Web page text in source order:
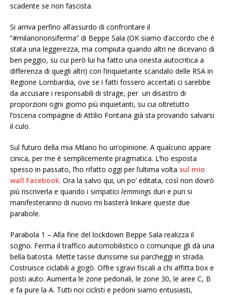
scadente se non fascista.
Si arriva perfino all’assurdo di confrontare il
“#milanononsiferma” di Beppe Sala (OK siamo d’accordo che è
stata una leggerezza, ma compiuta quando altri ne dicevano di
ben peggio, su cui però lui ha fatto una onesta autocritica a
differenza di quegli altri) con l’inquietante scandalo delle RSA in
Regione Lombardia, ove se i fatti fossero accertati ci sarebbe
da accusare i responsabili di strage, per un disastro di
proporzioni ogni giorno più inquietanti, su cui oltretutto
l’oscena compagine di Attilio Fontana già sta provando salvarsi
il culo.
Sul futuro della mia Milano ho un’opinione. A qualcuno appare
cinica, per me è semplicemente pragmatica. L’ho esposta
spesso in passato, l’ho rifatto oggi per l’ultima volta sul mio
wall Facebook. Ora la salvo qui, un po’ editata, così non dovrò
più riscriverla e quando i simpatici lemmings duri e puri si
manifesteranno di nuovo mi basterà linkare queste due
parabole.
Parabola 1 – Alla fine del lockdown Beppe Sala realizza il
sogno. Ferma il traffico automobilistico o comunque gli dà una
bella batosta. Mette tasse durissime sui parcheggi in strada.
Costruisce ciclabili a gogò. Offre sgravi fiscali a chi affitta box e
posti auto. Aumenta le zone pedonali, le zone 30, le aree C, B
e fa pure la A. Tutti noi ciclisti e pedoni siamo entusiasti,